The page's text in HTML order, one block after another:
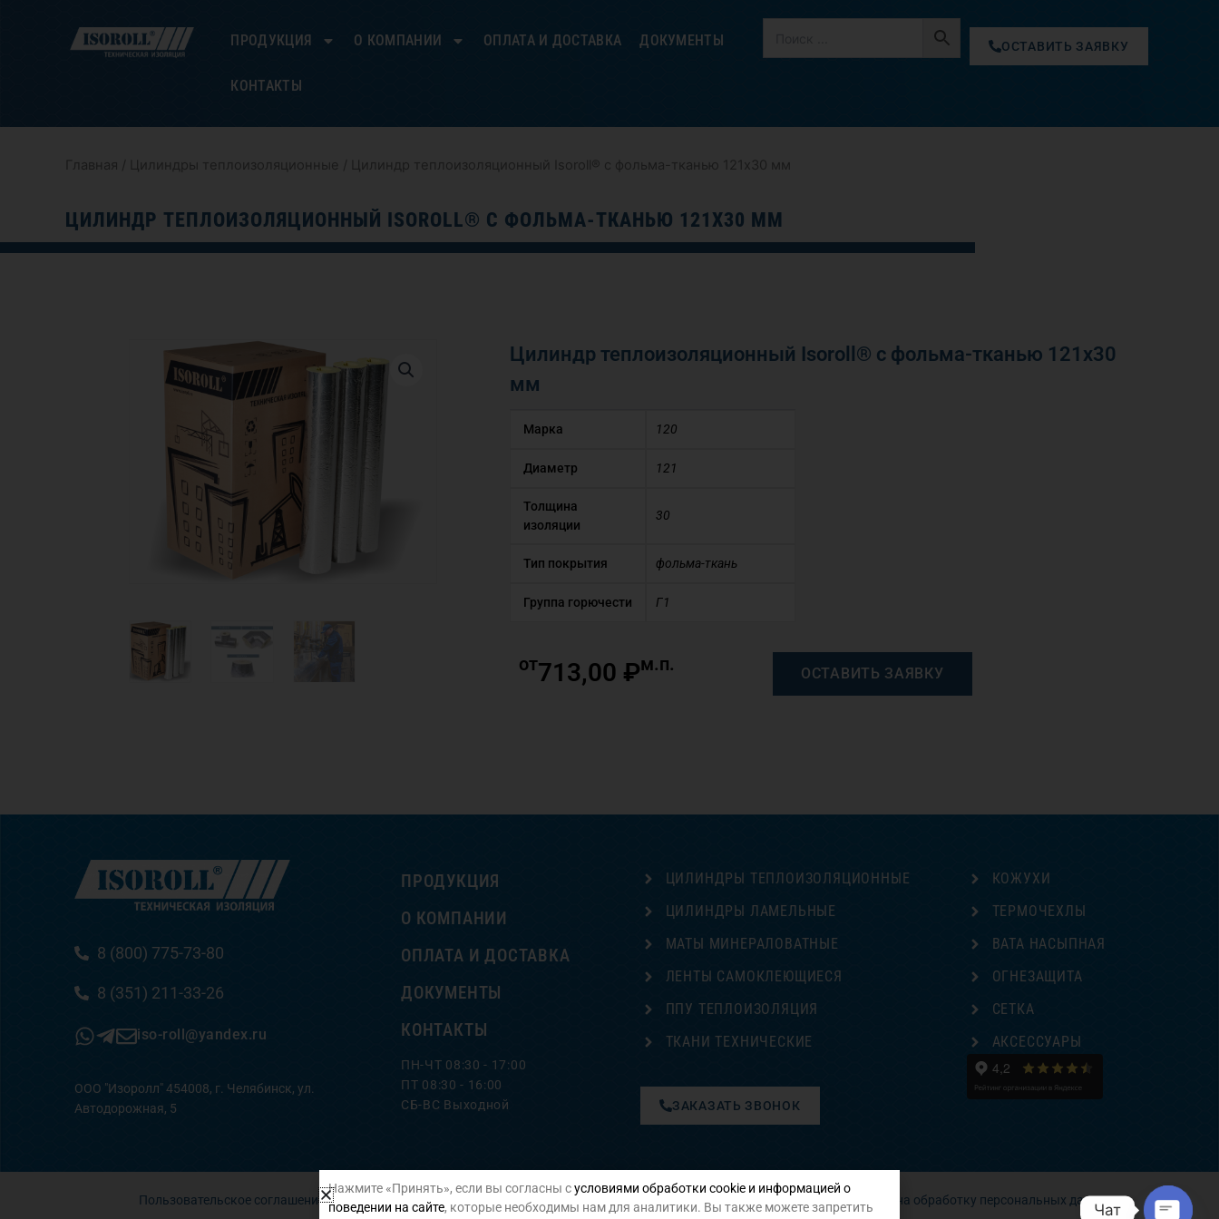
ПРОДУКЦИЯ О КОМПАНИИ ОПЛАТА И ДОСТАВКА ДОКУМЕНТЫ
КОНТАКТЫ
ОСТАВИТЬ ЗАЯВКУ
Главная / Цилиндры теплоизоляционные / Цилиндр теплоизоляционный Isoroll® с фольма-тканью 121х30 мм
ЦИЛИНДР ТЕПЛОИЗОЛЯЦИОННЫЙ ISOROLL® С ФОЛЬМА-ТКАНЬЮ 121Х30 ММ
Цилиндр теплоизоляционный Isoroll® с фольма-тканью 121х30
мм
Марка 120
Диаметр 121
Толщина
изоляции
30
Тип покрытия фольма-ткань
Группа горючести Г1
от713,00 ₽м.п. ОСТАВИТЬ ЗАЯВКУ
8 (800) 775-73-80
8 (351) 211-33-26
iso-roll@yandex.ru
ООО "Изоролл" 454008, г. Челябинск, ул.
Автодорожная, 5
ПРОДУКЦИЯ
О КОМПАНИИ
ОПЛАТА И ДОСТАВКА
ДОКУМЕНТЫ
КОНТАКТЫ
ПН-ЧТ 08:30 - 17:00
ПТ 08:30 - 16:00
СБ-ВС Выходной
ЦИЛИНДРЫ ТЕПЛОИЗОЛЯЦИОННЫЕ
ЦИЛИНДРЫ ЛАМЕЛЬНЫЕ
МАТЫ МИНЕРАЛОВАТНЫЕ
ЛЕНТЫ САМОКЛЕЮЩИЕСЯ
ППУ ТЕПЛОИЗОЛЯЦИЯ
ТКАНИ ТЕХНИЧЕСКИЕ
ЗАКАЗАТЬ ЗВОНОК
КОЖУХИ
ТЕРМОЧЕХЛЫ
ВАТА НАСЫПНАЯ
ОГНЕЗАЩИТА
СЕТКА
АКСЕССУАРЫ
Пользовательское соглашение Политика конфиденциальности Согласие на обработку персональных данных
Чат
Нажмите «Принять», если вы согласны сусловиями обработки cookie и информацией о
поведении на сайте, которые необходимы нам для аналитики. Вы также можете запретить